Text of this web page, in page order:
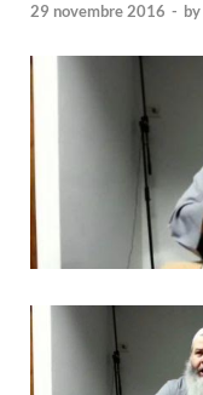
29 novembre 2016 - by